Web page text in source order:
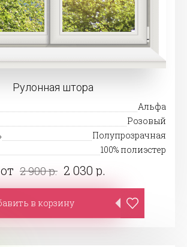
Рулонная штора
Альфа
Розовый
Полупрозрачная
100% полиэстер
от 2 900 р. 2 030 р.
в корзину